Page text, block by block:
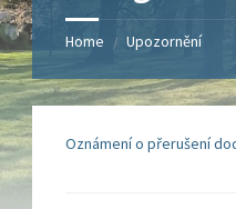
Home / Upozornění
Oznámení o přerušení